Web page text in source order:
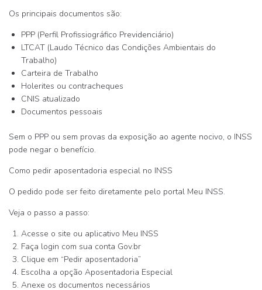
Os principais documentos são:
PPP (Perfil Profissiográfico Previdenciário)
LTCAT (Laudo Técnico das Condições Ambientais do
Trabalho)
Carteira de Trabalho
Holerites ou contracheques
CNIS atualizado
Documentos pessoais
Sem o PPP ou sem provas da exposição ao agente nocivo, o INSS
pode negar o benefício.
Como pedir aposentadoria especial no INSS
O pedido pode ser feito diretamente pelo portal Meu INSS.
Veja o passo a passo:
Acesse o site ou aplicativo Meu INSS
Faça login com sua conta Gov.br
Clique em “Pedir aposentadoria”
Escolha a opção Aposentadoria Especial
Anexe os documentos necessários